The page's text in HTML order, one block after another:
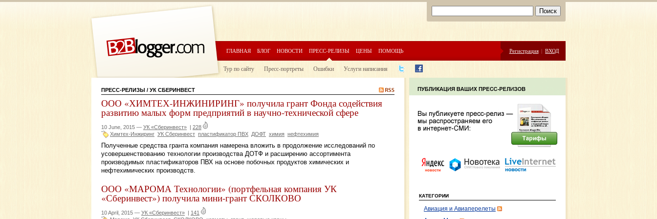
ГЛАВНАЯ БЛОГ НОВОСТИ ПРЕСС-РЕЛИЗЫ ЦЕНЫ ПОМОЩЬ Регистрация | ВХОД
Тур по сайту Пресс-портреты Ошибки Услуги написания
ПРЕСС-РЕЛИЗЫ / УК СБЕРИНВЕСТ
ООО «ХИМТЕХ-ИНЖИНИРИНГ» получила грант Фонда содействия
развитию малых форм предприятий в научно-технической сфере
10 June, 2015 — УК «Сберинвест» | 228
Химтех-Инжиринг УК Сберинвест пластификатор ПВХ ДОФТ химия нефтехимия
Полученные средства гранта компания намерена вложить в продолжение исследований по
усовершенствованию технологии производства ДОТФ и расширению ассортимента
производимых пластификаторов ПВХ на основе побочных продуктов химических и
нефтехимических производств.
ООО «МАРОМА Технологии» (портфельная компания УК
«Сберинвест») получила мини-грант СКОЛКОВО
10 April, 2015 — УК «Сберинвест» | 141
КАТЕГОРИИ
Авиация и Авиаперелеты